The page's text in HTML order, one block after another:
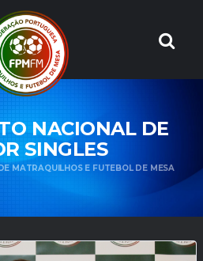
NACIONAL DE
SINGLES
MATRAQUILHOS E FUTEBOL DE MESA